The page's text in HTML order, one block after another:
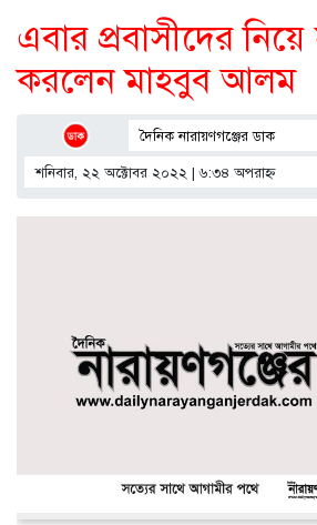
এবার প্রবাসীদের নিয়ে
করলেন মাহবুব আলম
দৈনিক নারায়ণগঞ্জের ডাক
শনিবার, ২২ অক্টোবর ২০২২ | ৬:৩৪ অপরাহ্ণ